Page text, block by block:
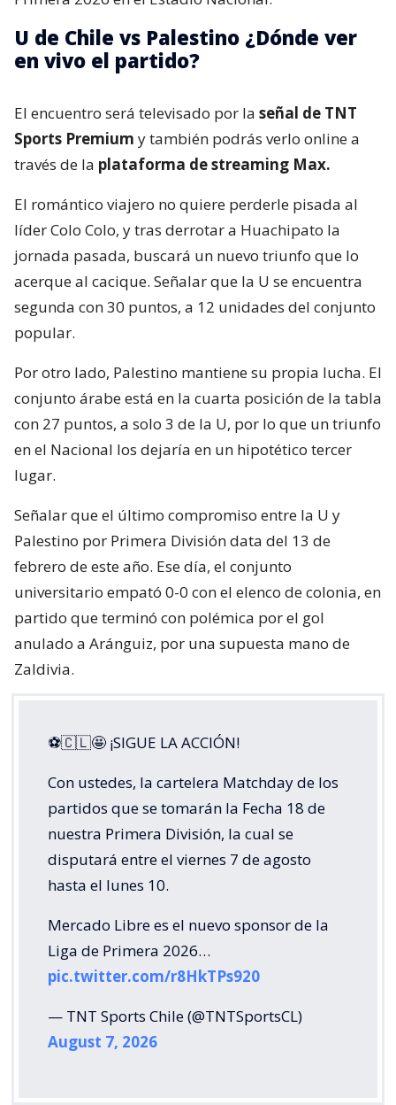
U de Chile vs Palestino ¿Dónde ver
en vivo el partido?
El encuentro será televisado por la señal de TNT
Sports Premium y también podrás verlo online a
través de la plataforma de streaming Max.
El romántico viajero no quiere perderle pisada al
líder Colo Colo, y tras derrotar a Huachipato la
jornada pasada, buscará un nuevo triunfo que lo
acerque al cacique. Señalar que la U se encuentra
segunda con 30 puntos, a 12 unidades del conjunto
popular.
Por otro lado, Palestino mantiene su propia lucha. El
conjunto árabe está en la cuarta posición de la tabla
con 27 puntos, a solo 3 de la U, por lo que un triunfo
en el Nacional los dejaría en un hipotético tercer
lugar.
Señalar que el último compromiso entre la U y
Palestino por Primera División data del 13 de
febrero de este año. Ese día, el conjunto
universitario empató 0-0 con el elenco de colonia, en
partido que terminó con polémica por el gol
anulado a Aránguiz, por una supuesta mano de
Zaldivia.
⚽🇨🇱🤩 ¡SIGUE LA ACCIÓN!
Con ustedes, la cartelera Matchday de los
partidos que se tomarán la Fecha 18 de
nuestra Primera División, la cual se
disputará entre el viernes 7 de agosto
hasta el lunes 10.
Mercado Libre es el nuevo sponsor de la
Liga de Primera 2026…
pic.twitter.com/r8HkTPs920
— TNT Sports Chile (@TNTSportsCL)
August 7, 2026